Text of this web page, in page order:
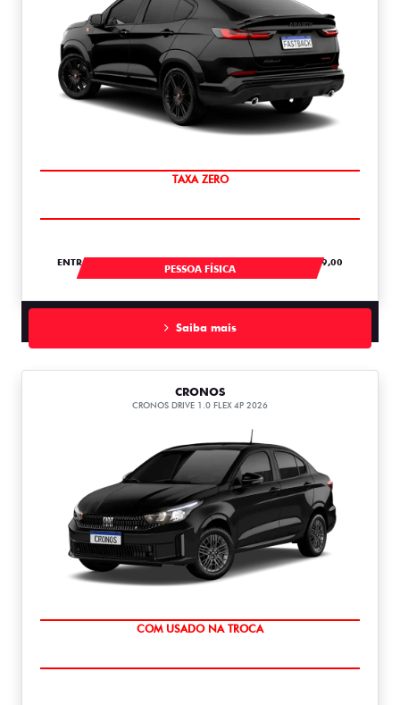
SAIA DE FIAT 0KM
ENTRADA DE R$ 118.434,84 +18 PARCELAS DE R$ 3.089,00
PESSOA FÍSICA
Saiba mais
CRONOS
CRONOS DRIVE 1.0 FLEX 4P 2026
SUPER DESCONTO